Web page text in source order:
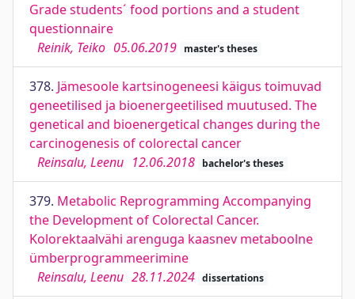
Grade students´ food portions and a student
questionnaire
Reinik, Teiko 05.06.2019 master's theses
378. Jämesoole kartsinogeneesi käigus toimuvad
geneetilised ja bioenergeetilised muutused. The
genetical and bioenergetical changes during the
carcinogenesis of colorectal cancer
Reinsalu, Leenu 12.06.2018 bachelor's theses
379. Metabolic Reprogramming Accompanying
the Development of Colorectal Cancer.
Kolorektaalvähi arenguga kaasnev metaboolne
ümberprogrammeerimine
Reinsalu, Leenu 28.11.2024 dissertations